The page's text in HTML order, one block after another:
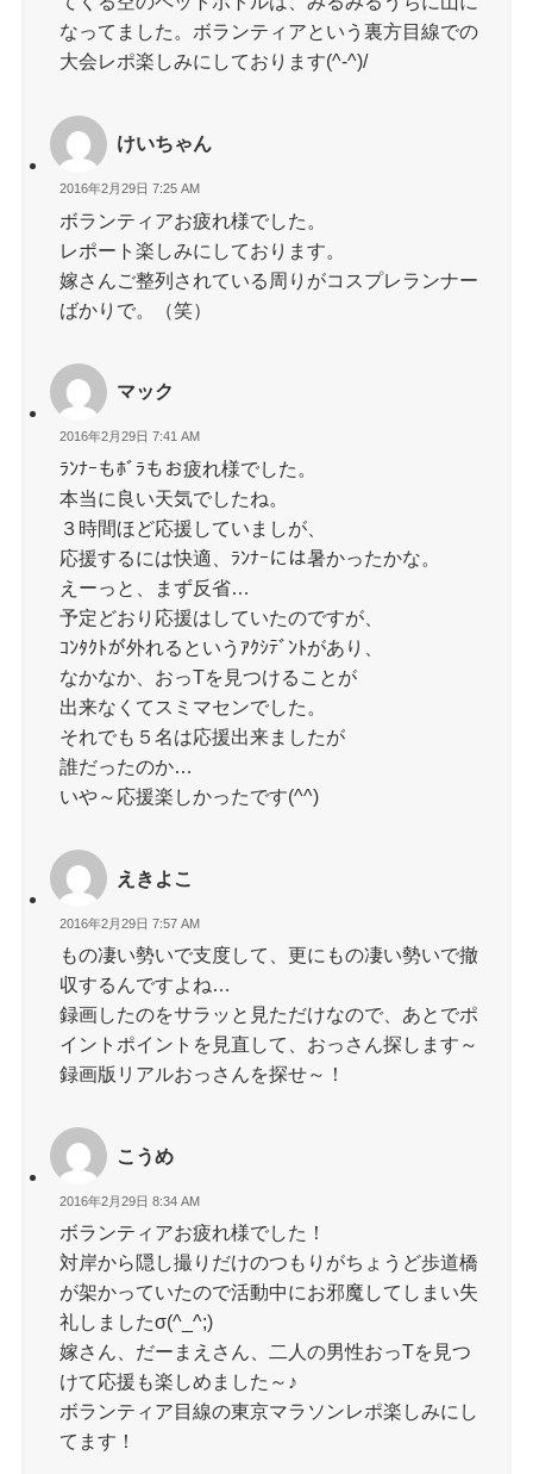
なってました。ボランティアという裏方目線での
大会レポ楽しみにしております(^-^)/
けいちゃん
2016年2月29日 7:25 AM
ボランティアお疲れ様でした。
レポート楽しみにしております。
嫁さんご整列されている周りがコスプレランナー
ばかりで。（笑）
マック
2016年2月29日 7:41 AM
ﾗﾝﾅｰもﾎﾞﾗもお疲れ様でした。
本当に良い天気でしたね。
３時間ほど応援していましが、
応援するには快適、ﾗﾝﾅｰには暑かったかな。
えーっと、まず反省…
予定どおり応援はしていたのですが、
ｺﾝﾀｸﾄが外れるというｱｸｼﾃﾞﾝﾄがあり、
なかなか、おっTを見つけることが
出来なくてスミマセンでした。
それでも５名は応援出来ましたが
誰だったのか…
いや～応援楽しかったです(^^)
えきよこ
2016年2月29日 7:57 AM
もの凄い勢いで支度して、更にもの凄い勢いで撤
収するんですよね…
録画したのをサラッと見ただけなので、あとでポ
イントポイントを見直して、おっさん探します～
録画版リアルおっさんを探せ～！
こうめ
2016年2月29日 8:34 AM
ボランティアお疲れ様でした！
対岸から隠し撮りだけのつもりがちょうど歩道橋
が架かっていたので活動中にお邪魔してしまい失
礼しましたσ(^_^;)
嫁さん、だーまえさん、二人の男性おっTを見つ
けて応援も楽しめました～♪
ボランティア目線の東京マラソンレポ楽しみにし
てます！